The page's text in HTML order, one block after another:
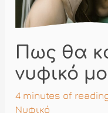
Πως θα
νυφικό
4 minutes of
Νυφικό